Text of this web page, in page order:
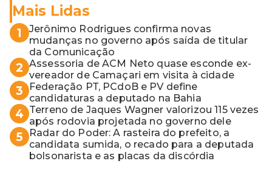
Mais Lidas
1
Jerônimo Rodrigues confirma novas
mudanças no governo após saída de titular
da Comunicação
2 Assessoria de ACM Neto quase esconde ex-
vereador de Camaçari em visita à cidade
3
Federação PT, PCdoB e PV define
candidaturas a deputado na Bahia
4 Terreno de Jaques Wagner valorizou 115 vezes
após rodovia projetada no governo dele
5
Radar do Poder: A rasteira do prefeito, a
candidata sumida, o recado para a deputada
bolsonarista e as placas da discórdia